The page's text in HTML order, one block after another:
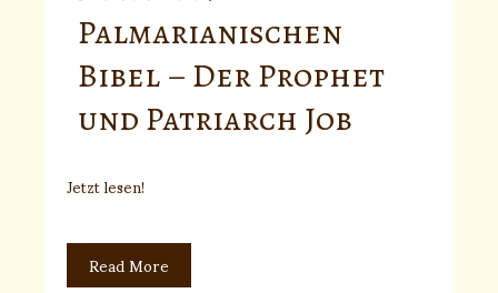
Palmarianischen
Bibel – Der Prophet
und Patriarch Job
Jetzt lesen!
Read More